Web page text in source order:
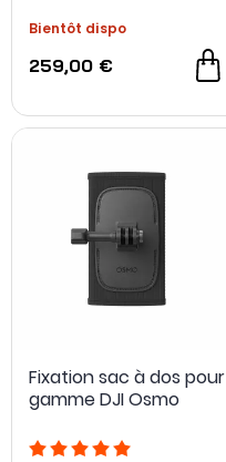
Bientôt dispo
259,00 €
Fixation sac à dos pour
gamme DJI Osmo